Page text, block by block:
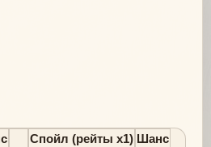
Спойл (рейты х1) Шанс